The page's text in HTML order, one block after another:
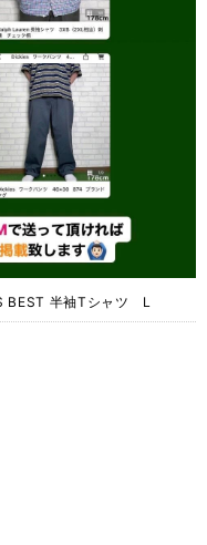
BEST 半袖Tシャツ L